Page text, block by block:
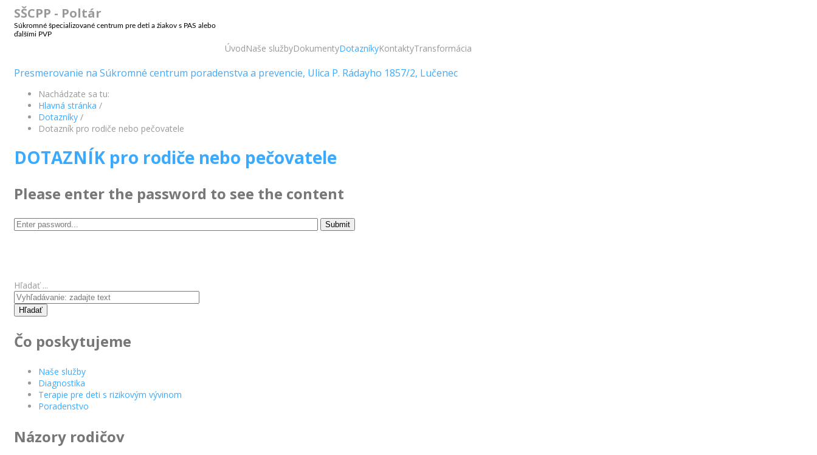
SŠCPP - Poltár
Súkromné špecializované centrum pre deti a žiakov s PAS alebo
ďalšími PVP
ÚvodNaše službyDokumentyDotazníkyKontaktyTransformácia
Presmerovanie na Súkromné centrum poradenstva a prevencie, Ulica P. Rádayho 1857/2, Lučenec
Nachádzate sa tu:
Hlavná stránka /
Dotazníky /
Dotazník pro rodiče nebo pečovatele
DOTAZNÍK pro rodiče nebo pečovatele
Please enter the password to see the content
Submit
Hľadať ...
Hľadať
Čo poskytujeme
Naše služby
Diagnostika
Terapie pre deti s rizikovým vývinom
Poradenstvo
Názory rodičov